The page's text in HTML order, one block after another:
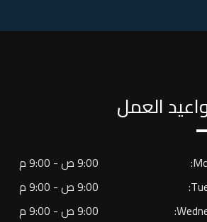
العمل
9:00 ص - 9:00 م
9:00 ص - 9:00 م
9:00 ص - 9:00 م